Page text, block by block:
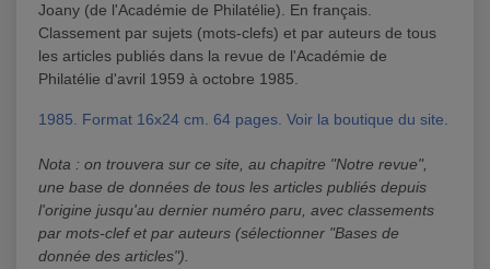
Joany (de l'Académie de Philatélie). En français.
Classement par sujets (mots-clefs) et par auteurs de tous
les articles publiés dans la revue de l'Académie de
Philatélie d'avril 1959 à octobre 1985.
1985. Format 16x24 cm. 64 pages. Voir la boutique du site.
Nota : on trouvera sur ce site, au chapitre "Notre revue",
une base de données de tous les articles publiés depuis
l'origine jusqu'au dernier numéro paru, avec classements
par mots-clef et par auteurs (sélectionner "Bases de
donnée des articles").